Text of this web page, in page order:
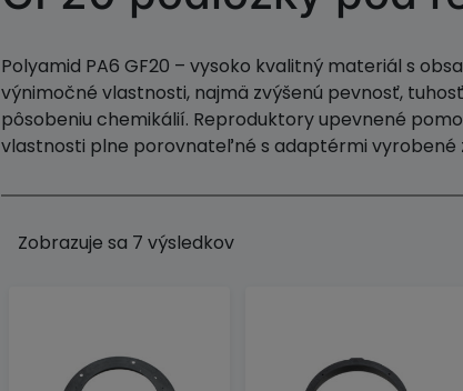
Polyamid PA6 GF20 – vysoko kvalitný materiál s
výnimočné vlastnosti, najmä zvýšenú pevnosť,
pôsobeniu chemikálií. Reproduktory upevnené
vlastnosti plne porovnateľné s adaptérmi vyrobené
Zobrazuje sa 7 výsledkov